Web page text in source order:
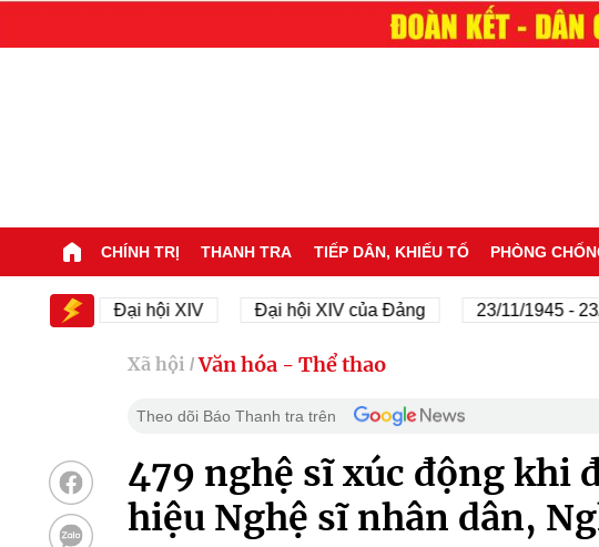
CHÍNH TRỊ THANH TRA TIẾP DÂN, KHIẾU TỐ PHÒNG
Đại hội XIV Đại hội XIV của Đảng 23/11/1945 - 23/11/
Xã hội / Văn hóa - Thể thao
Theo dõi Báo Thanh tra trên
479 nghệ sĩ xúc động khi
hiệu Nghệ sĩ nhân dân,